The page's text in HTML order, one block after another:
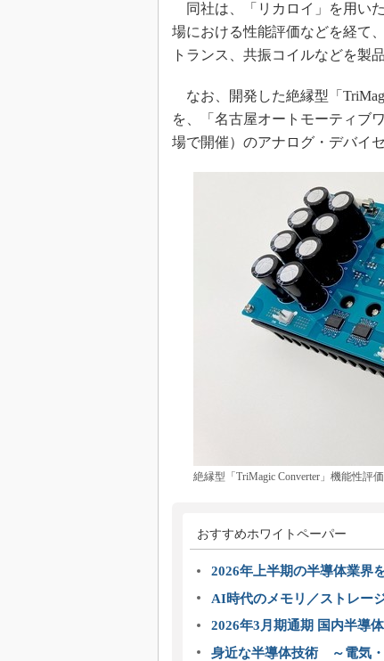
同社は、「リカロイ」を用い
場における性能評価などを経て
トランス、共振コイルなどを製
なお、開発した絶縁型「
を、「名古屋オートモーティブ
場で開催）のアナログ・デバイ
絶縁型「TriMagic Converter」機能性評
おすすめホワイトペーパー
2026年上半期の半導体業
AI時代のメモリ／ストレー
2026年3月期通期 国内半導
身近な半導体技術 ～電気